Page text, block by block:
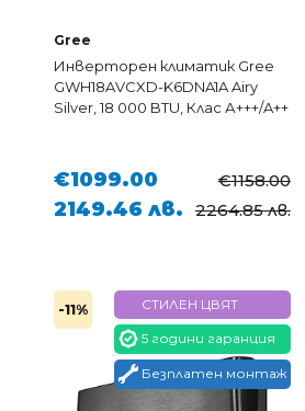
Gree
Инверторен климатик Gree
GWH18AVCXD-K6DNA1A Airy
Silver, 18 000 BTU, Клас А+++/A++
€1099.00 €1158.00
2149.46 лв. 2264.85 лв.
-11% СТИЛЕН ЦВЯТ
5 години гаранция
Безплатен монтаж